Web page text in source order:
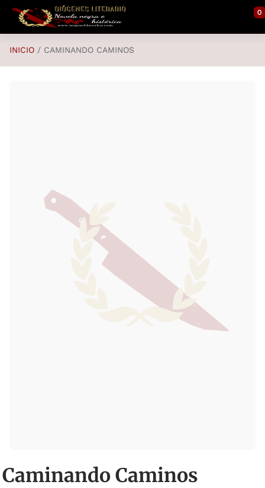
Saltar al contenido principal
0
INICIO CAMINANDO CAMINOS
Caminando Caminos